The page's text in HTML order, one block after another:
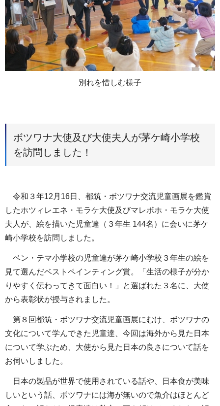
別れを惜しむ様子
ボツワナ大使及び大使夫人が茅ケ崎小学校
を訪問しました！
令和３年12月16日、都筑・ボツワナ交流児童画展を鑑賞
したホツィレエネ・モラケ大使及びマレボホ・モラケ大使
夫人が、絵を描いた児童達（３年生 144名）に会いに茅ケ
崎小学校を訪問しました。
ベン・テマ小学校の児童達が茅ケ崎小学校３年生の絵を
見て選んだベストペインティング賞。「生活の様子が分か
りやすく伝わってきて面白い！」と選ばれた３名に、大使
から表彰状が授与されました。
第８回都筑・ボツワナ交流児童画展にむけ、ボツワナの
文化について学んできた児童達、今回は海外から見た日本
について学ぶため、大使から見た日本の良さについて話を
お伺いしました。
日本の製品が世界で使用されている話や、日本食が美味
しいという話、ボツワナには海が無いので魚介はほとんど